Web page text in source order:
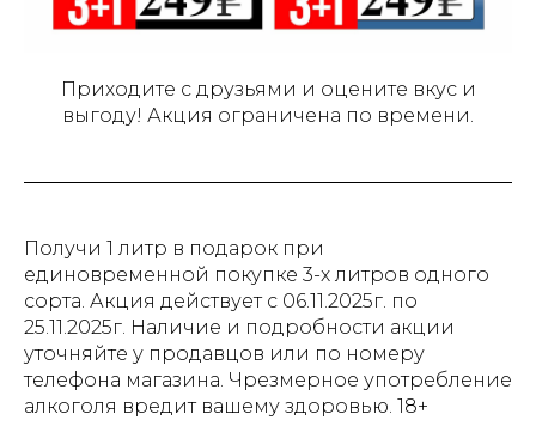
Приходите с друзьями и оцените вкус и
выгоду! Акция ограничена по времени.
Получи 1 литр в подарок при
единовременной покупке 3-х литров одного
сорта. Акция действует с 06.11.2025г. по
25.11.2025г. Наличие и подробности акции
уточняйте у продавцов или по номеру
телефона магазина. Чрезмерное употребление
алкоголя вредит вашему здоровью. 18+